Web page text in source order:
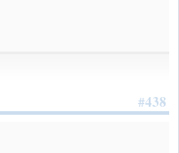
#438